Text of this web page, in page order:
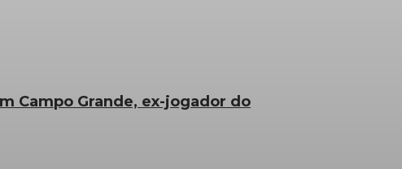
Campo Grande, ex-jogador do